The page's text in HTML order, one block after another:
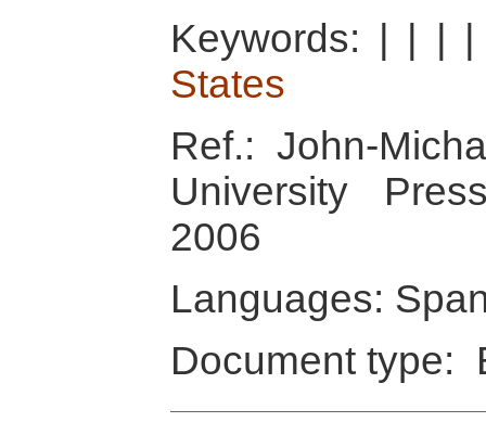
Keywords:
States
Ref.: John-
University
2006
Languages:
Document type: